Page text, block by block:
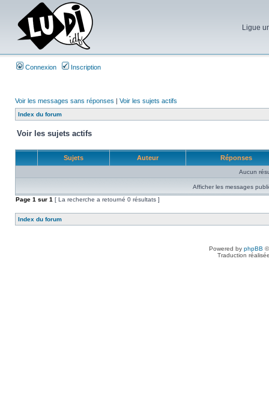
Ligue
Connexion Inscription
Voir les messages sans réponses | Voir les sujets actifs
Index du forum
Voir les sujets actifs
Sujets Auteur Réponses
Aucun
Afficher les messages
Page 1 sur 1 [ La recherche a retourné 0 résultats ]
Index du forum
Powered by phpBB
Traduction